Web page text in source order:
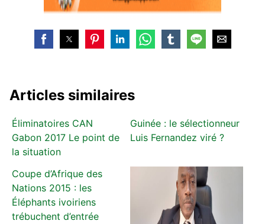
Articles similaires
Éliminatoires CAN
Gabon 2017 Le point de
la situation
Guinée : le sélectionneur
Luis Fernandez viré ?
Coupe d’Afrique des
Nations 2015 : les
Éléphants ivoiriens
trébuchent d’entrée